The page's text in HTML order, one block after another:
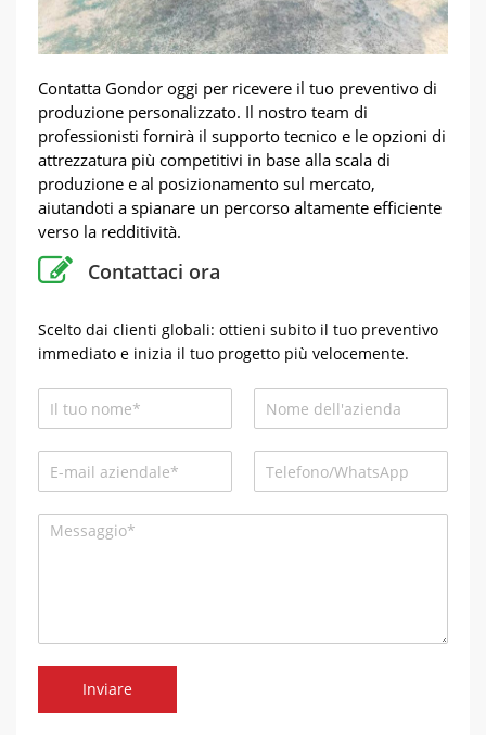
Contatta Gondor oggi per ricevere il tuo preventivo di
produzione personalizzato. Il nostro team di
professionisti fornirà il supporto tecnico e le opzioni di
attrezzatura più competitivi in ​​base alla scala di
produzione e al posizionamento sul mercato,
aiutandoti a spianare un percorso altamente efficiente
verso la redditività.
Contattaci ora
Scelto dai clienti globali: ottieni subito il tuo preventivo
immediato e inizia il tuo progetto più velocemente.
Inviare